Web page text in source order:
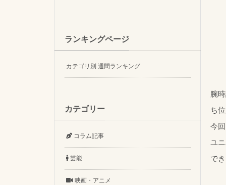
腕
ち
今
ユ
で
ランキングページ
カテゴリ別 週間ランキング
カテゴリー
コラム記事
芸能
映画・アニメ